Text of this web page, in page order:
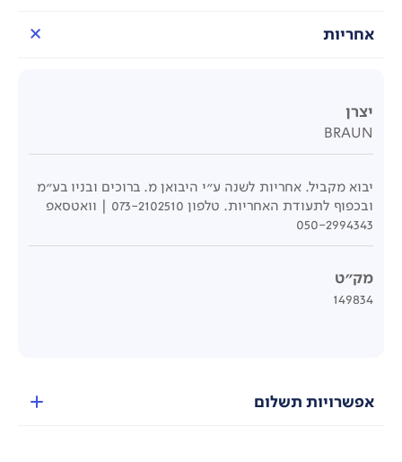
אחריות
יצרן
BRAUN
יבוא מקביל. אחריות לשנה ע"י היבואן מ. ברוכים ובניו בע"מ
ובכפוף לתעודת האחריות. טלפון 073-2102510 | וואטסאפ
050-2994343
מק"ט
149834
אפשרויות תשלום